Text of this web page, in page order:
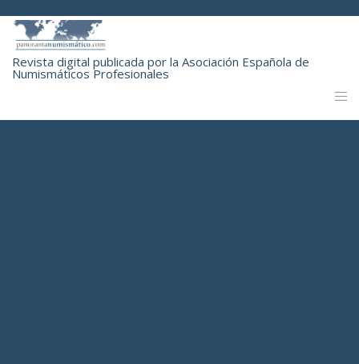
Revista digital publicada por la Asociación Española de
Numismáticos Profesionales